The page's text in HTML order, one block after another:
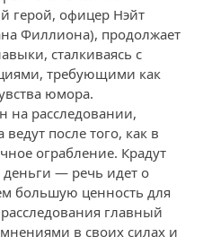
герой, офицер Нэйт
Филлиона), продолжает
сталкиваясь с
требующими как
юмора.
на расследовании,
после того, как в
ограбление. Крадут
— речь идет о
большую ценность для
главный
в своих силах и